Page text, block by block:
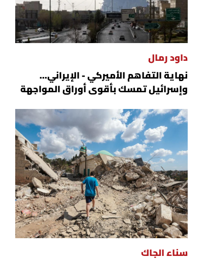
داود رمال
نهاية التفاهم الأميركي - الإيراني...
وإسرائيل تمسك بأقوى أوراق المواجهة
سناء الجاك